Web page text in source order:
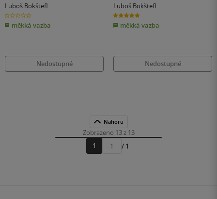
Luboš Bokštefl
0.0
z
5
hvězdiček
měkká vazba
Nedostupné
Luboš Bokštefl
5.0
z
5
hvězdiček
měkká vazba
Nedostupné
Nahoru
Zobrazeno 13 z 13
1
Přejít
/ 1